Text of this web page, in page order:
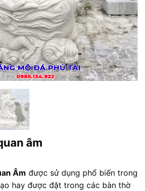
âm
Âm được sử dụng phổ biến trong
hay được đặt trong các bàn thờ